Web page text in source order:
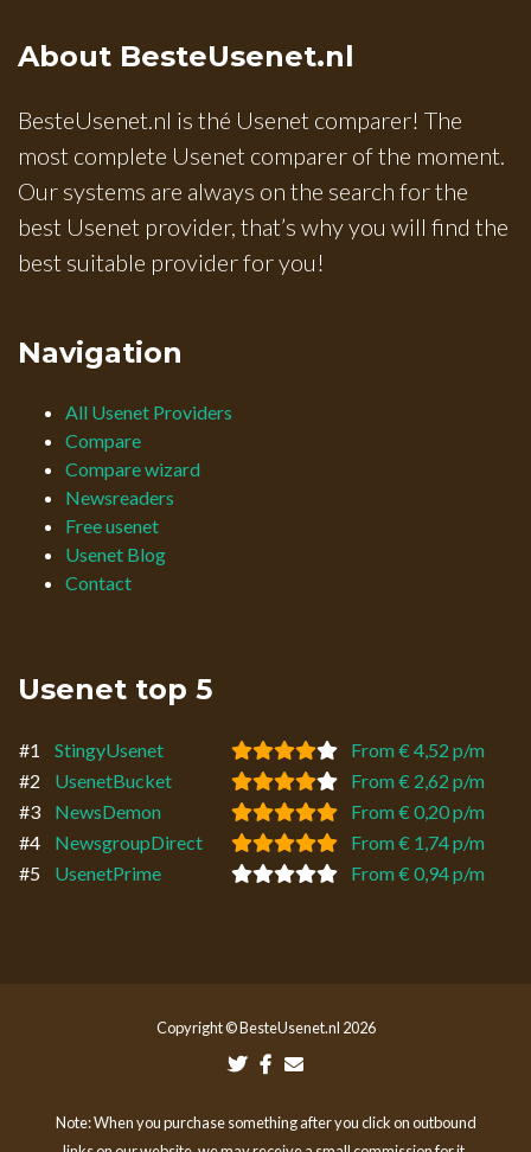
About BesteUsenet.nl
BesteUsenet.nl is thé Usenet comparer! The
most complete Usenet comparer of the moment.
Our systems are always on the search for the
best Usenet provider, that’s why you will find the
best suitable provider for you!
Navigation
All Usenet Providers
Compare
Compare wizard
Newsreaders
Free usenet
Usenet Blog
Contact
Usenet top 5
#1 StingyUsenet
From € 4,52 p/m
#2
UsenetBucket
From € 2,62 p/m
#3
NewsDemon
From € 0,20 p/m
#4
NewsgroupDirect
From € 1,74 p/m
#5
UsenetPrime From € 0,94 p/m
Copyright © BesteUsenet.nl 2026
Note: When you purchase something after you click on outbound